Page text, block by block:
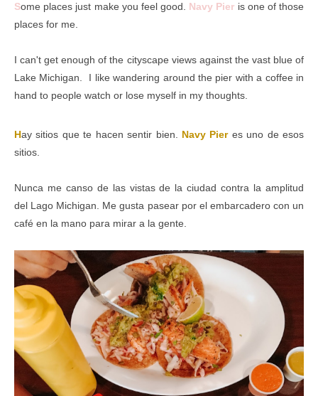
Some places just make you feel good. Navy Pier is one of those
places for me.
I can't get enough of the cityscape views against the vast blue of
Lake Michigan. I like wandering around the pier with a coffee in
hand to people watch or lose myself in my thoughts.
Hay sitios que te hacen sentir bien. Navy Pier es uno de esos
sitios.
Nunca me canso de las vistas de la ciudad contra la amplitud
del Lago Michigan. Me gusta pasear por el embarcadero con un
café en la mano para mirar a la gente.